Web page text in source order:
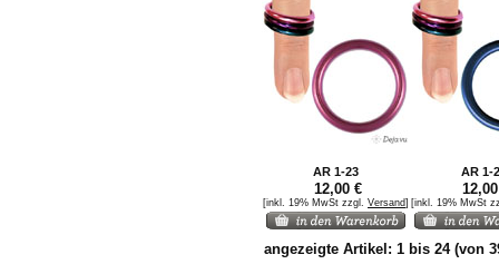
AR 1-23 AR 1-
12,00 €
[inkl. 19% MwSt zzgl. Versand] [inkl. 19% MwSt
angezeigte Artikel: 1 bis 24(von